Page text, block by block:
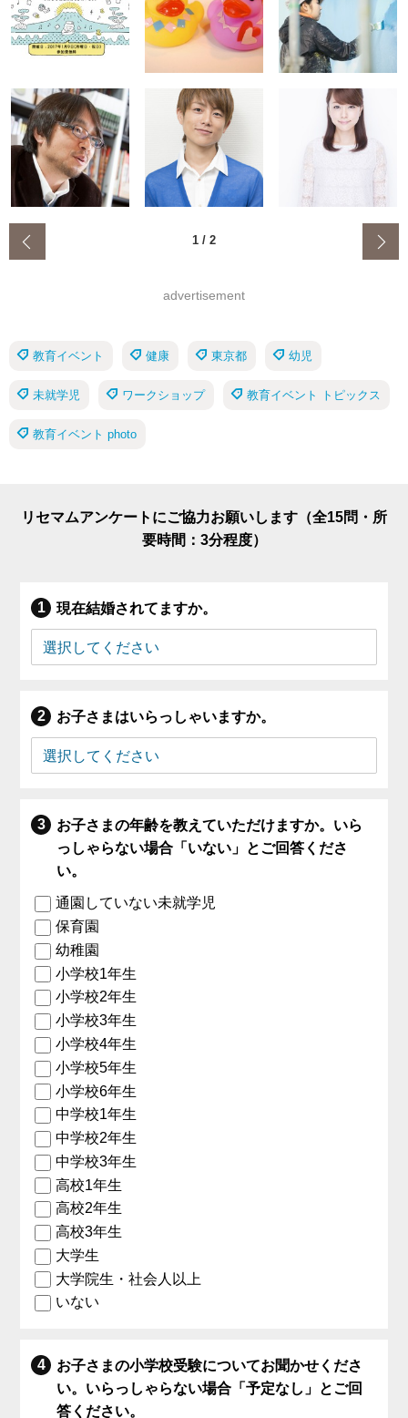
1 / 2
advertisement
教育イベント 健康 東京都 幼児
未就学児 ワークショップ 教育イベント トピックス
教育イベント photo
リセマムアンケートにご協力お願いします（全15問・所
要時間：3分程度）
現在結婚されてますか。
お子さまはいらっしゃいますか。
お子さまの年齢を教えていただけますか。いら
っしゃらない場合「いない」とご回答くださ
い。
通園していない未就学児
保育園
幼稚園
小学校1年生
小学校2年生
小学校3年生
小学校4年生
小学校5年生
小学校6年生
中学校1年生
中学校2年生
中学校3年生
高校1年生
高校2年生
高校3年生
大学生
大学院生・社会人以上
いない
お子さまの小学校受験についてお聞かせくださ
い。いらっしゃらない場合「予定なし」とご回
答ください。